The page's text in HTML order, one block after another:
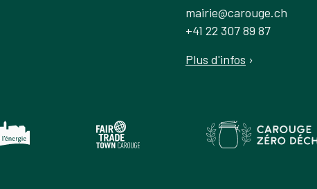
mairie@carouge.ch
+41 22 307 89 87
Plus d'infos ›